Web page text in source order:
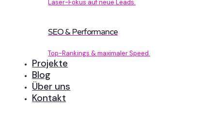
Laser-Fokus auf neue Leads.
SEO & Performance
Top-Rankings & maximaler Speed.
Projekte
Blog
Über uns
Kontakt